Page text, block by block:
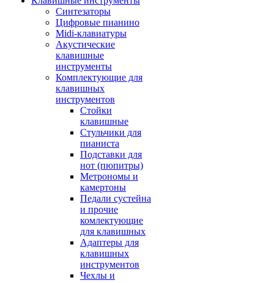
Синтезаторы
Цифровые пианино
Midi-клавиатуры
Акустические
клавишные
инструменты
Комплектующие для
клавишных
инструментов
Стойки
клавишные
Стульчики для
пианиста
Подставки для
нот (пюпитры)
Метрономы и
камертоны
Педали сустейна
и прочие
комлектующие
для клавишных
Адаптеры для
клавишных
инструментов
Чехлы и